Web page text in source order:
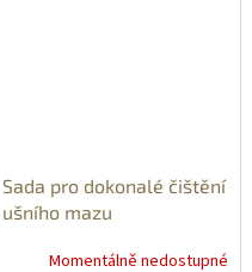
Sada pro dokonalé čištění
ušního mazu
Momentálně nedostupné